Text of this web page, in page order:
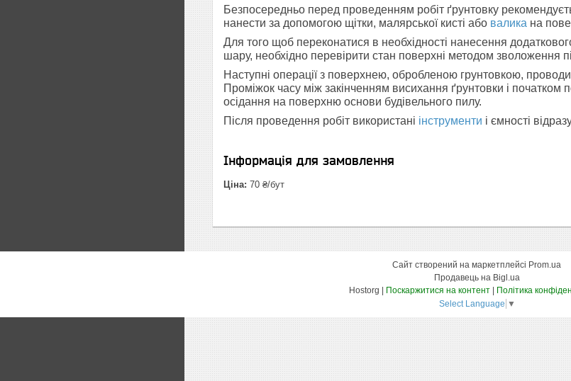
Безпосередньо перед проведенням робіт ґрунтовку
нанести за допомогою щітки, малярської кисті або валика на
Для того щоб переконатися в необхідності нанесення
шару, необхідно перевірити стан поверхні методом зволоження
Наступні операції з поверхнею, обробленою грунтовкою,
Проміжок часу між закінченням висихання ґрунтовки і
осідання на поверхню основи будівельного пилу.
Після проведення робіт використані інструменти і ємності
Інформація для замовлення
Ціна: 70 ₴/бут
Сайт створений на маркетплейсі Prom.ua
Продавець на Bigl.ua
Поскаржитися на контент
Політика
Select Language ▼